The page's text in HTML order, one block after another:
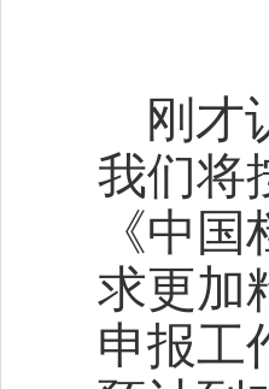
刚才
我们将
《中
求更加
申报工